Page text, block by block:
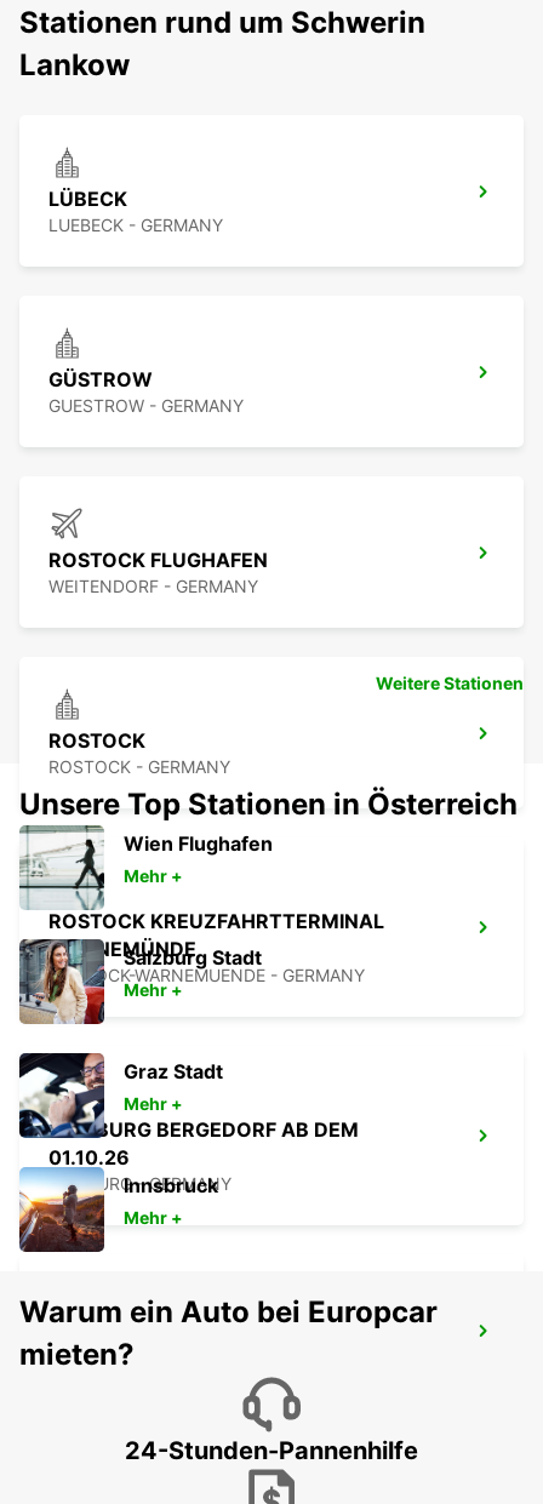
Stationen rund um Schwerin
Lankow
LÜBECK
LUEBECK - GERMANY
GÜSTROW
GUESTROW - GERMANY
ROSTOCK FLUGHAFEN
WEITENDORF - GERMANY
ROSTOCK
ROSTOCK - GERMANY
ROSTOCK KREUZFAHRTTERMINAL
WARNEMÜNDE
ROSTOCK-WARNEMUENDE - GERMANY
HAMBURG BERGEDORF AB DEM
01.10.26
HAMBURG - GERMANY
HAMBURG WANDSBEK
HAMBURG - GERMANY
Weitere Stationen
Unsere Top Stationen in Österreich
Wien Flughafen
Mehr +
Salzburg Stadt
Mehr +
Graz Stadt
Mehr +
Innsbruck
Mehr +
Warum ein Auto bei Europcar
mieten?
24-Stunden-Pannenhilfe